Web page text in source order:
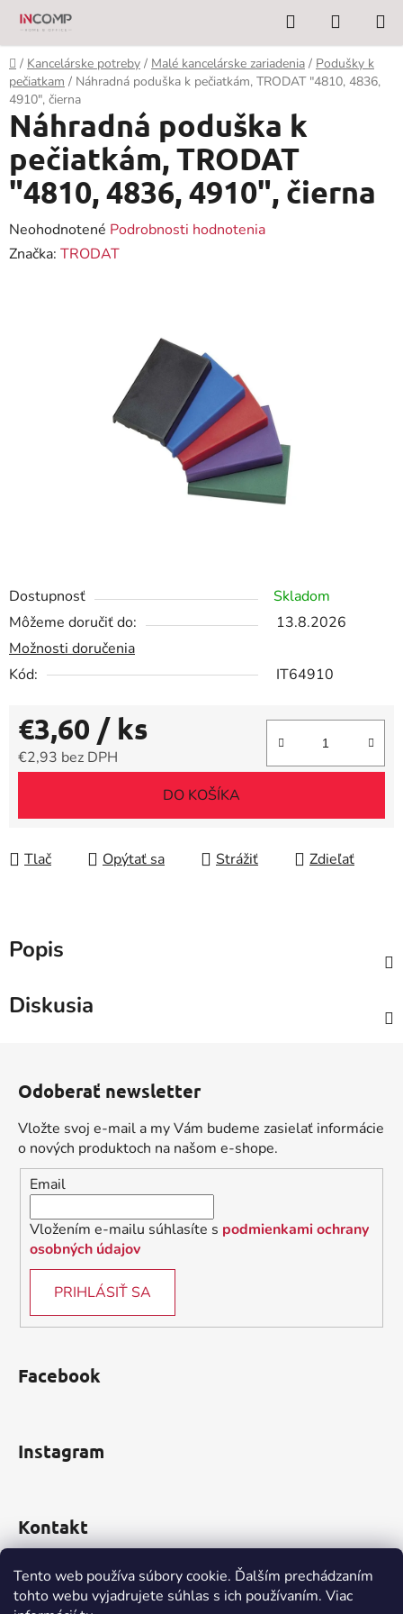
Tento web používa súbory cookie. Ďalším prechádzaním
tohto webu vyjadrujete súhlas s ich používaním. Viac
Prejsť
obsah
Hľadať
KOŠÍK
Domov
/ Kancelárske potreby / Malé kancelárske zariadenia / Podušky k
pečiatkam / Náhradná poduška k pečiatkám, TRODAT "4810, 4836,
4910", čierna
Dostupnosť
Skladom
Môžeme doručiť do:
13.8.2026
Možnosti doručenia
Kód:
IT64910
€3,60 / ks
€2,93 bez DPH
DO KOŠÍKA
Tlač Opýtať sa Strážiť Zdieľať
Náhradná poduška k
pečiatkám, TRODAT
"4810, 4836, 4910", čierna
Priemerné
hodnotenie
Neohodnotené Podrobnosti hodnotenia
Značka: TRODAT
Popis
Diskusia
Odoberať newsletter
Vložte svoj e-mail a my Vám budeme zasielať informácie
o nových produktoch na našom e-shope.
Email
Vložením e-mailu súhlasíte s podmienkami ochrany
osobných údajov
PRIHLÁSIŤ SA
Facebook
Instagram
Kontakt
obchod@incomp.sk